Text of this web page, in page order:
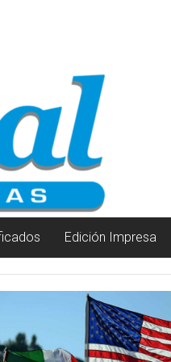
Edición Impresa